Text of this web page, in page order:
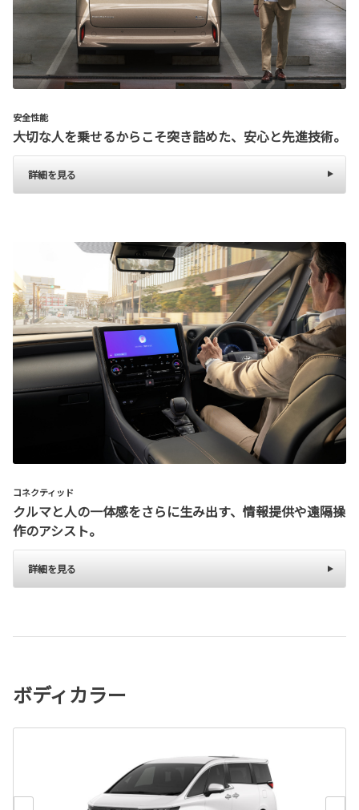
安全性能
大切な人を乗せるからこそ突き詰めた、安心と先進技術。
詳細を見る
コネクティッド
クルマと人の一体感をさらに生み出す、情報提供や遠隔操
作のアシスト。
詳細を見る
ボディカラー